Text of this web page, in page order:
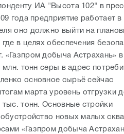
ИА "Высота 102" в
года предприятие работает в
оно должно выйти на
в целях обеспечения
«Газпром добыча Астрахань»
тонн серы в адрес
основное сырьё сейчас
марта уровень отгрузки
тыс. тонн. Основные стройки
новых малых
«Газпром добыча